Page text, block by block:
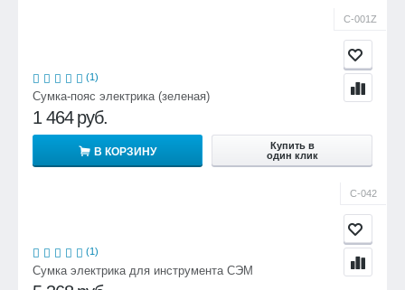
С-001Z
(1)
Сумка-пояс электрика (зеленая)
1 464 руб.
В КОРЗИНУ
Купить в
один клик
С-042
(1)
Сумка электрика для инструмента СЭМ